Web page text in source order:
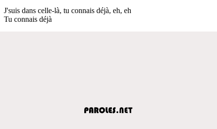
J'suis dans celle-là, tu connais déjà, eh, eh
Tu connais déjà